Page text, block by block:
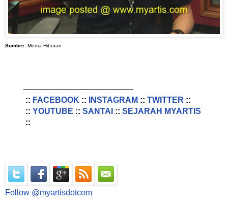
Sumber: Media Hiburan
:: FACEBOOK :: INSTAGRAM :: TWITTER ::
:: YOUTUBE :: SANTAI :: SEJARAH MYARTIS
::
Follow @myartisdotcom